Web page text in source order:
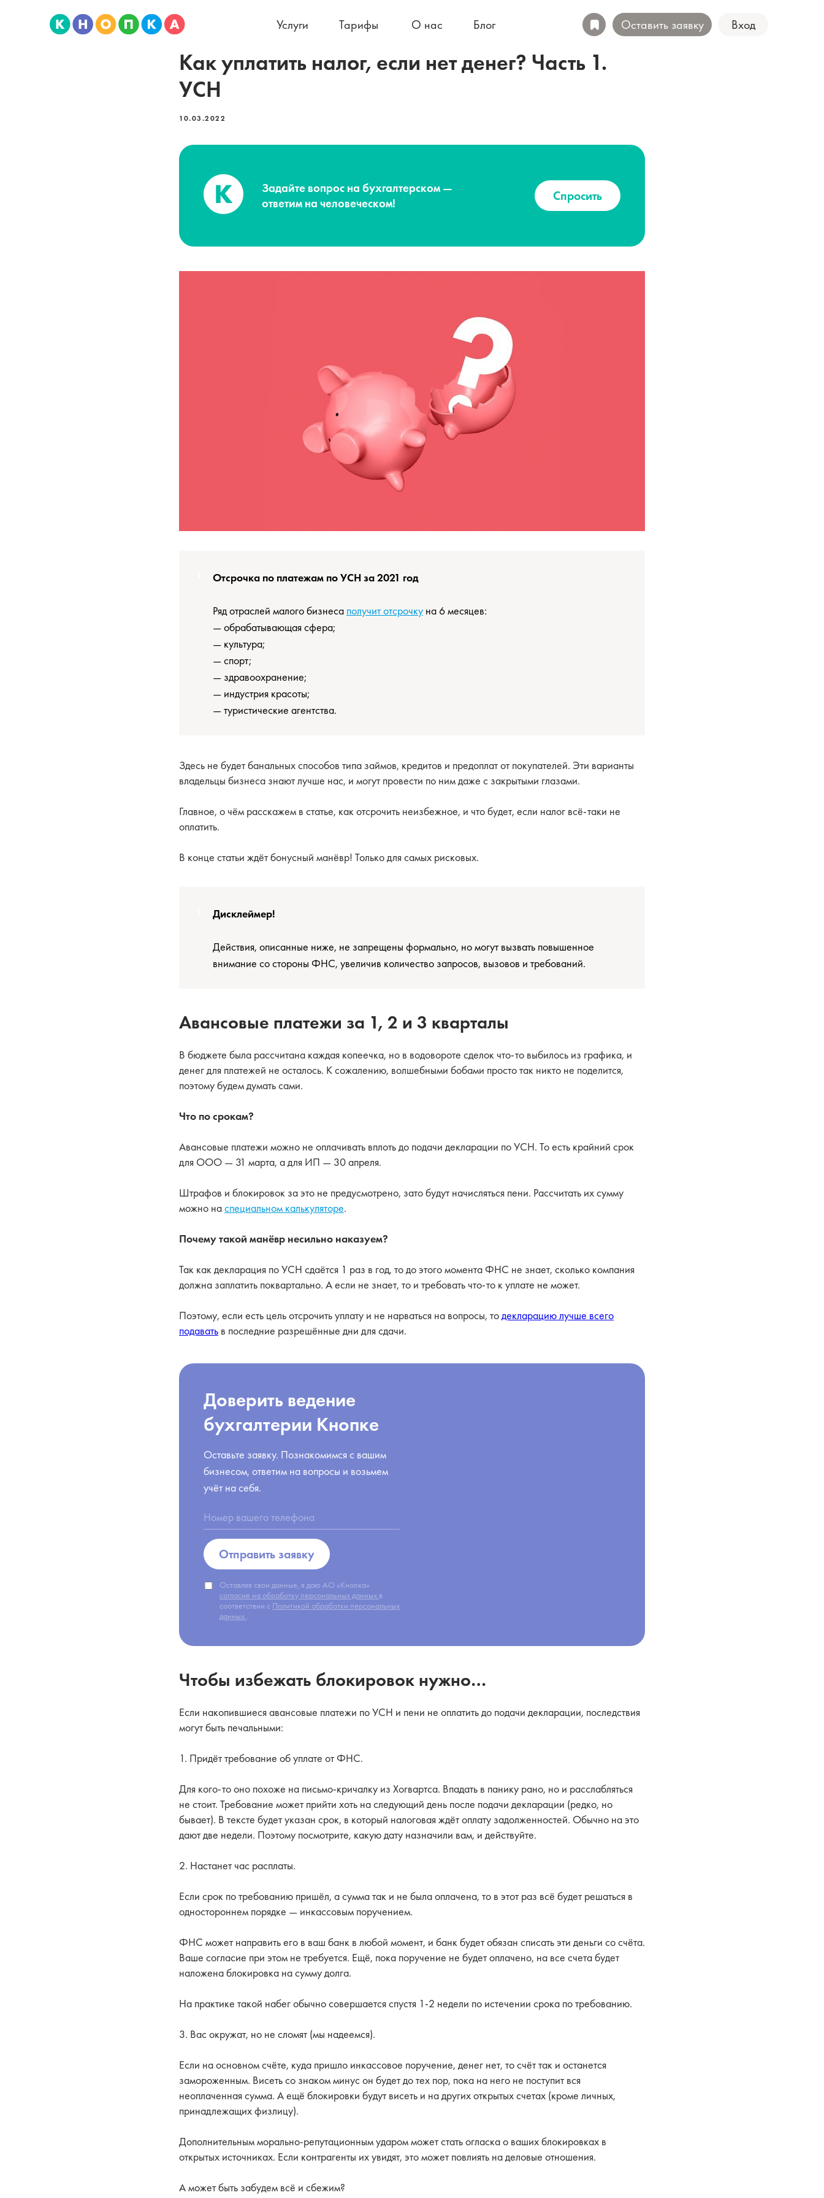
Вход
Оставить заявку
Услуги Тарифы О нас Блог
Как уплатить налог, если нет денег? Часть 1.
УСН
10.03.2022
Задайте вопрос на бухгалтерском —
ответим на человеческом!
Спросить
Отсрочка по платежам по УСН за 2021 год
Ряд отраслей малого бизнеса получит отсрочку на 6 месяцев:
— обрабатывающая сфера;
— культура;
— спорт;
— здравоохранение;
— индустрия красоты;
— туристические агентства.
Здесь не будет банальных способов типа займов, кредитов и предоплат от покупателей. Эти варианты
владельцы бизнеса знают лучше нас, и могут провести по ним даже с закрытыми глазами.
Главное, о чём расскажем в статье, как отсрочить неизбежное, и что будет, если налог всё-таки не
оплатить.
В конце статьи ждёт бонусный манёвр! Только для самых рисковых.
Дисклеймер!
Действия, описанные ниже, не запрещены формально, но могут вызвать повышенное
внимание со стороны ФНС, увеличив количество запросов, вызовов и требований.
Авансовые платежи за 1, 2 и 3 кварталы
В бюджете была рассчитана каждая копеечка, но в водовороте сделок что-то выбилось из графика, и
денег для платежей не осталось. К сожалению, волшебными бобами просто так никто не поделится,
поэтому будем думать сами.
Что по срокам?
Авансовые платежи можно не оплачивать вплоть до подачи декларации по УСН. То есть крайний срок
для ООО — 31 марта, а для ИП — 30 апреля.
Штрафов и блокировок за это не предусмотрено, зато будут начисляться пени. Рассчитать их сумму
можно наспециальном калькуляторе.
Почему такой манёвр несильно наказуем?
Так как декларация по УСН сдаётся 1 раз в год, то до этого момента ФНС не знает, сколько компания
должна заплатить поквартально. А если не знает, то и требовать что-то к уплате не может.
Поэтому, если есть цель отсрочить уплату и не нарваться на вопросы, тодекларацию лучше всего
подавать в последние разрешённые дни для сдачи.
Доверить ведение
бухгалтерии Кнопке
Оставьте заявку. Познакомимся с вашим
бизнесом, ответим на вопросы и возьмем
учёт на себя.
Отправить заявку
Оставляя свои данные, я даю АО «Кнопка»
согласие на обработку персональных данных в
соответствии с Политикой обработки персональных
данных .
Чтобы избежать блокировок нужно…
Если накопившиеся авансовые платежи по УСН и пени не оплатить до подачи декларации, последствия
могут быть печальными:
1. Придёт требование об уплате от ФНС.
Для кого-то оно похоже на письмо-кричалку из Хогвартса. Впадать в панику рано, но и расслабляться
не стоит. Требование может прийти хоть на следующий день после подачи декларации (редко, но
бывает). В тексте будет указан срок, в который налоговая ждёт оплату задолженностей. Обычно на это
дают две недели. Поэтому посмотрите, какую дату назначили вам, и действуйте.
2. Настанет час расплаты.
Если срок по требованию пришёл, а сумма так и не была оплачена, то в этот раз всё будет решаться в
одностороннем порядке — инкассовым поручением.
ФНС может направить его в ваш банк в любой момент, и банк будет обязан списать эти деньги со счёта.
Ваше согласие при этом не требуется. Ещё, пока поручение не будет оплачено, на все счета будет
наложена блокировка на сумму долга.
На практике такой набег обычно совершается спустя 1-2 недели по истечении срока по требованию.
3. Вас окружат, но не сломят (мы надеемся).
Если на основном счёте, куда пришло инкассовое поручение, денег нет, то счёт так и останется
замороженным. Висеть со знаком минус он будет до тех пор, пока на него не поступит вся
неоплаченная сумма. А ещё блокировки будут висеть и на других открытых счетах (кроме личных,
принадлежащих физлицу).
Дополнительным морально-репутационным ударом может стать огласка о ваших блокировках в
открытых источниках. Если контрагенты их увидят, это может повлиять на деловые отношения.
А может быть забудем всё и сбежим?